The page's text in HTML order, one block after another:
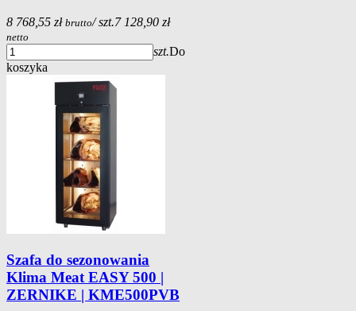
8 768,55 zł brutto/ szt.7 128,90 zł
netto
szt.Do
koszyka
Szafa do sezonowania
Klima Meat EASY 500 |
ZERNIKE | KME500PVB